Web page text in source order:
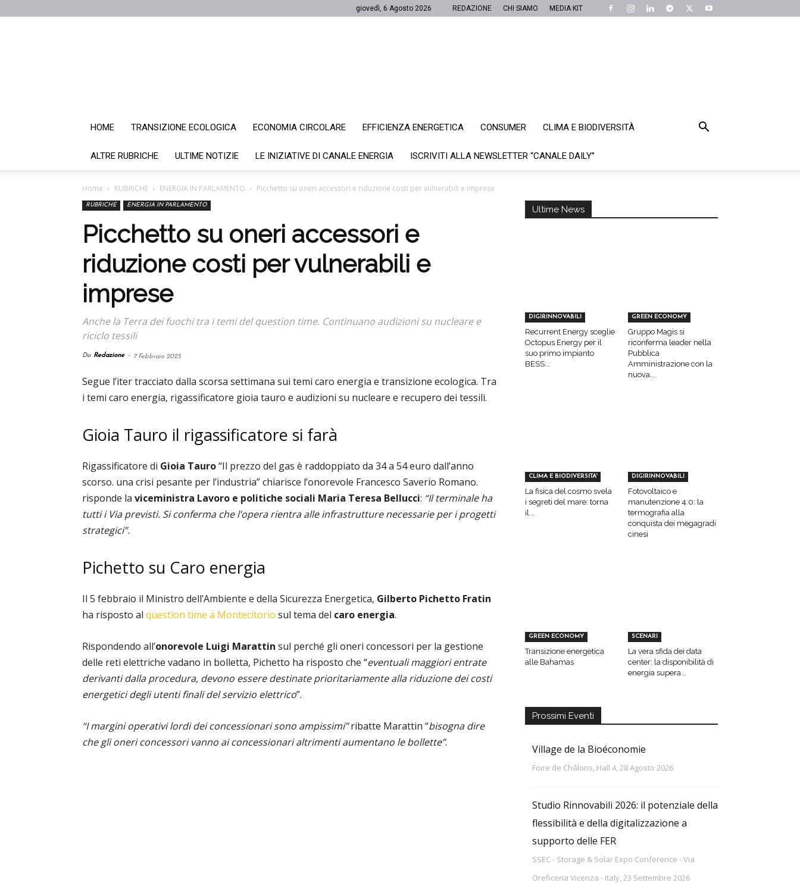
giovedì, 6 Agosto 2026 REDAZIONE CHI SIAMO MEDIA KIT
HOME TRANSIZIONE ECOLOGICA ECONOMIA CIRCOLARE EFFICIENZA ENERGETICA CONSUMER CLIMA E BIODIVERSITÀ
ALTRE RUBRICHE ULTIME NOTIZIE LE INIZIATIVE DI CANALE ENERGIA ISCRIVITI ALLA NEWSLETTER “CANALE DAILY”
Home RUBRICHE ENERGIA IN PARLAMENTO Picchetto su oneri accessori e riduzione costi per vulnerabili e imprese
RUBRICHE ENERGIA IN PARLAMENTO
Picchetto su oneri accessori e
riduzione costi per vulnerabili e
imprese
Anche la Terra dei fuochi tra i temi del question time. Continuano audizioni su nucleare e
riciclo tessili
Da Redazione - 7 Febbraio 2025
Segue l’iter tracciato dalla scorsa settimana sui temi caro energia e transizione ecologica. Tra
i temi caro energia, rigassificatore gioia tauro e audizioni su nucleare e recupero dei tessili.
Gioia Tauro il rigassificatore si farà
Rigassificatore di Gioia Tauro“Il prezzo del gas è raddoppiato da 34 a 54 euro dall’anno
scorso. una crisi pesante per l’industria” chiarisce l’onorevole Francesco Saverio Romano.
risponde la viceministra Lavoro e politiche sociali Maria Teresa Bellucci: “Il terminale ha
tutti i Via previsti. Si conferma che l’opera rientra alle infrastrutture necessarie per i progetti
strategici”.
Pichetto su Caro energia
Il 5 febbraio il Ministro dell’Ambiente e della Sicurezza Energetica, Gilberto Pichetto Fratin
ha risposto al question time a Montecitorio sul tema del caro energia.
Rispondendo all’onorevole Luigi Marattin sul perché gli oneri concessori per la gestione
delle reti elettriche vadano in bolletta, Pichetto ha risposto che “eventuali maggiori entrate
derivanti dalla procedura, devono essere destinate prioritariamente alla riduzione dei costi
energetici degli utenti finali del servizio elettrico”.
“I margini operativi lordi dei concessionari sono ampissimi”ribatte Marattin “bisogna dire
che gli oneri concessori vanno ai concessionari altrimenti aumentano le bollette”.
Ultime News
DIGIRINNOVABILI
Recurrent Energy sceglie
Octopus Energy per il
suo primo impianto
BESS...
GREEN ECONOMY
Gruppo Magis si
riconferma leader nella
Pubblica
Amministrazione con la
nuova...
CLIMA E BIODIVERSITA'
La fisica del cosmo svela
i segreti del mare: torna
il...
DIGIRINNOVABILI
Fotovoltaico e
manutenzione 4.0: la
termografia alla
conquista dei megagradi
cinesi
GREEN ECONOMY
Transizione energetica
alle Bahamas
SCENARI
La vera sfida dei data
center: la disponibilità di
energia supera...
Prossimi Eventi
Village de la Bioéconomie
Foire de Châlons, Hall 4, 28 Agosto 2026
Studio Rinnovabili 2026: il potenziale della
flessibilità e della digitalizzazione a
supporto delle FER
SSEC - Storage & Solar Expo Conference - Via
Oreficeria Vicenza - Italy, 23 Settembre 2026